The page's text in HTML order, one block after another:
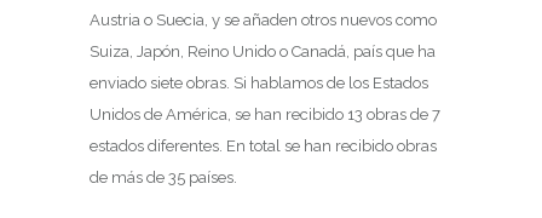
Austria o Suecia, y se añaden otros nuevos como
Suiza, Japón, Reino Unido o Canadá, país que ha
enviado siete obras. Si hablamos de los Estados
Unidos de América, se han recibido 13 obras de 7
estados diferentes. En total se han recibido obras
de más de 35 países.